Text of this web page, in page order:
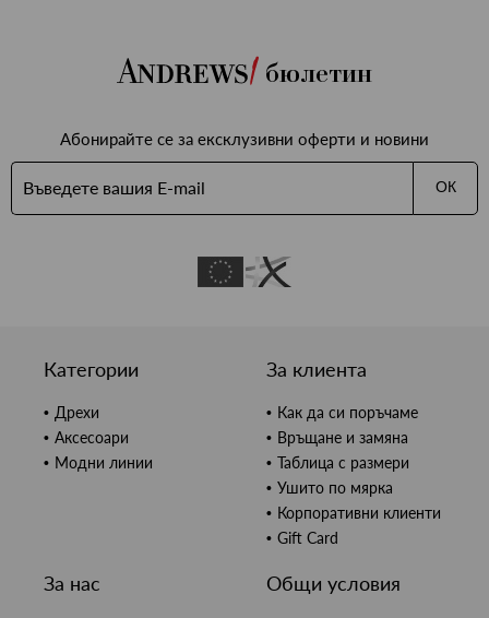
бюлетин
Абонирайте се за ексклузивни оферти и новини
ОК
Категории
Дрехи
Аксесоари
Модни линии
За клиента
Как да си поръчаме
Връщане и замяна
Таблица с размери
Ушито по мярка
Корпоративни клиенти
Gift Card
За нас Общи условия